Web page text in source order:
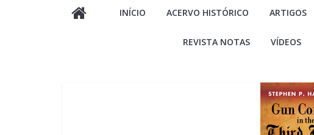
INÍCIO ACERVO HISTÓRICO ARTIGOS
REVISTA NOTAS VÍDEOS